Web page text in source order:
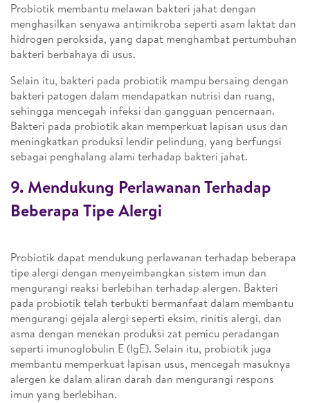
Probiotik membantu melawan bakteri jahat dengan
menghasilkan senyawa antimikroba seperti asam laktat dan
hidrogen peroksida, yang dapat menghambat pertumbuhan
bakteri berbahaya di usus.
Selain itu, bakteri pada probiotik mampu bersaing dengan
bakteri patogen dalam mendapatkan nutrisi dan ruang,
sehingga mencegah infeksi dan gangguan pencernaan.
Bakteri pada probiotik akan memperkuat lapisan usus dan
meningkatkan produksi lendir pelindung, yang berfungsi
sebagai penghalang alami terhadap bakteri jahat.
9. Mendukung Perlawanan Terhadap
Beberapa Tipe Alergi
Probiotik dapat mendukung perlawanan terhadap beberapa
tipe alergi dengan menyeimbangkan sistem imun dan
mengurangi reaksi berlebihan terhadap alergen. Bakteri
pada probiotik telah terbukti bermanfaat dalam membantu
mengurangi gejala alergi seperti eksim, rinitis alergi, dan
asma dengan menekan produksi zat pemicu peradangan
seperti imunoglobulin E (IgE). Selain itu, probiotik juga
membantu memperkuat lapisan usus, mencegah masuknya
alergen ke dalam aliran darah dan mengurangi respons
imun yang berlebihan.